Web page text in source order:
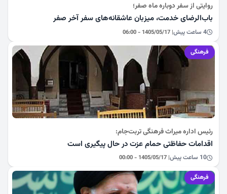
روایتی از سفر دوباره ماه صفر؛
باب‌الرضای خدمت، میزبان عاشقانه‌های سفر آخر صفر
4 ساعت پیش | 1405/05/17 - 06:00
فرهنگی
رئیس اداره میراث فرهنگی تربت‌جام:
اقدامات حفاظتی حمام عزت در حال پیگیری است
10 ساعت پیش | 1405/05/17 - 00:00
فرهنگی